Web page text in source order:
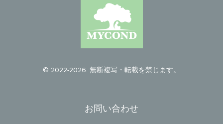
© 2022-2026. 無断複写・転載を禁じます。
お問い合わせ